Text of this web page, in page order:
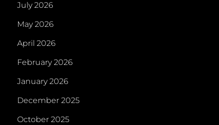
July 2026
May 2026
April 2026
February 2026
January 2026
December 2025
October 2025